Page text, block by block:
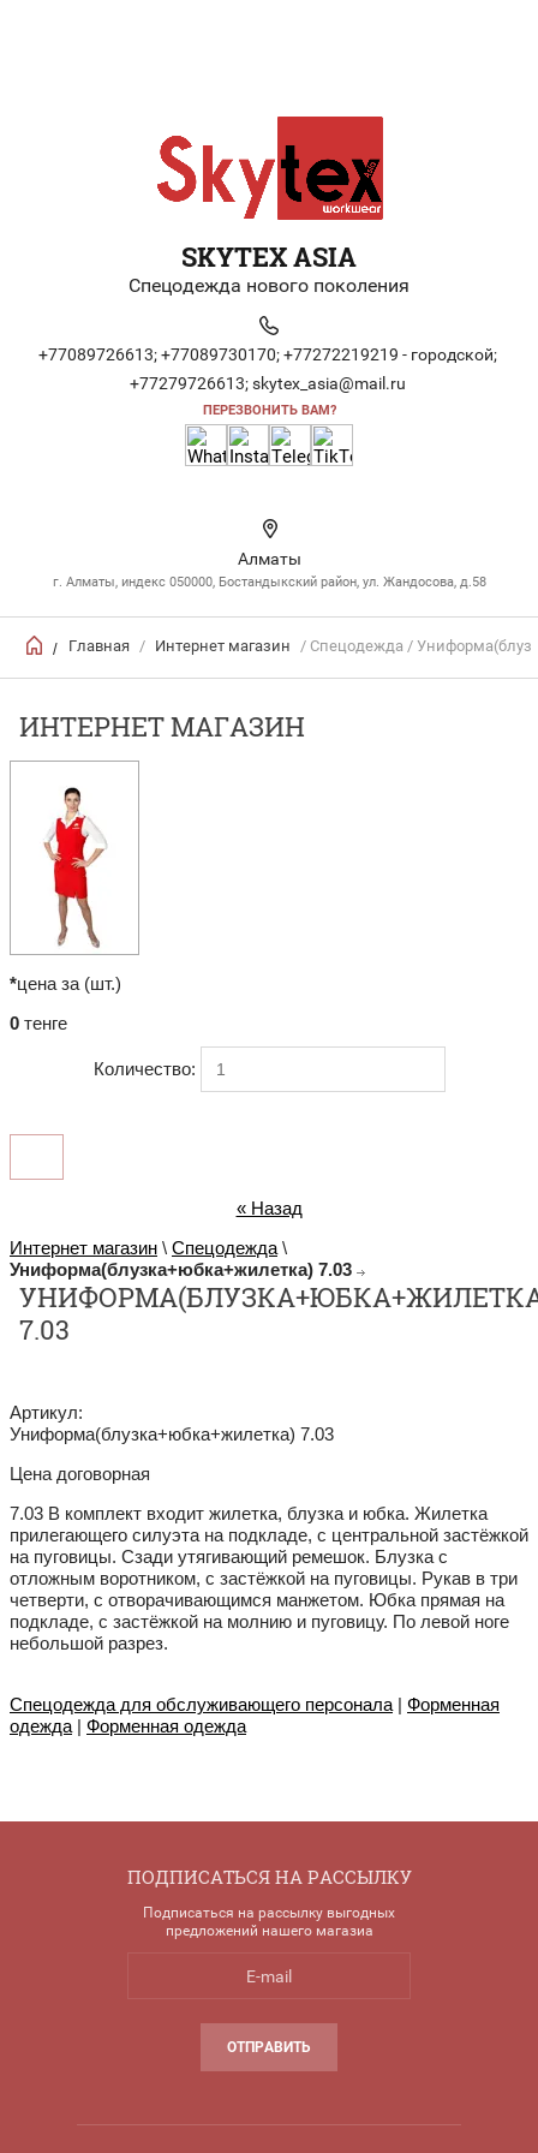
SKYTEX ASIA
Спецодежда нового поколения
+77089726613; +77089730170; +77272219219 - городской;
+77279726613; skytex_asia@mail.ru
ПЕРЕЗВОНИТЬ ВАМ?
Алматы
г. Алматы, индекс 050000, Бостандыкский район, ул. Жандосова, д.58
/ Главная / Интернет магазин / Спецодежда /
ИНТЕРНЕТ МАГАЗИН
*цена за (шт.)
0 тенге
Количество:
« Назад
Интернет магазин \ Спецодежда \
Униформа(блузка+юбка+жилетка) 7.03
7.03
Артикул:
Униформа(блузка+юбка+жилетка) 7.03
Цена договорная
7.03 В комплект входит жилетка, блузка и юбка. Жилетка
прилегающего силуэта на подкладе, с центральной застёжкой
на пуговицы. Сзади утягивающий ремешок. Блузка с
отложным воротником, с застёжкой на пуговицы. Рукав в три
четверти, с отворачивающимся манжетом. Юбка прямая на
подкладе, с застёжкой на молнию и пуговицу. По левой ноге
небольшой разрез.
Спецодежда для обслуживающего персонала| Форменная
одежда| Форменная одежда
ПОДПИСАТЬСЯ НА РАССЫЛКУ
Подписаться на рассылку выгодных
предложений нашего магазиа
ОТПРАВИТЬ